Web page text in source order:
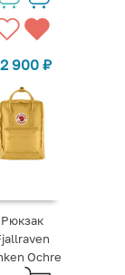
900 ₽
Рюкзак
Ochre